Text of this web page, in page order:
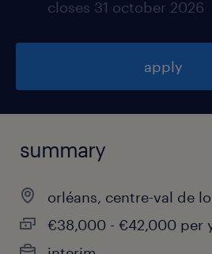
closes 31 october 2026
apply
summary
orléans, centre-val de
€38,000 - €42,000 per